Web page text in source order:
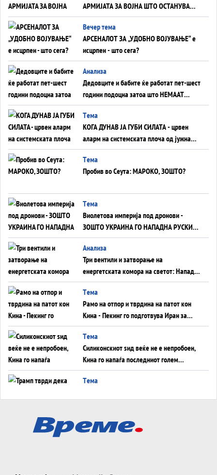
АРМИЈАТА ЗА ВОЈНА ШТО ОСТАНУВА
БЕЗ ФРОНТ
Вечер тема
АРСЕНАЛОТ ЗА „УДОБНО ВОЈУВАЊЕ“ е
исцрпен - што сега?
Анализа
Дедовците и бабите ќе работат пет-шест
години подоцна затоа што НЕМААТ
ВНУЦИ ДА ГИ ЗАМЕНАТ
Tема
КОГА ДУНАВ ЈА ГУБИ СИЛАТА - црвен
аларм на системската плоча од јужна
Германија до Црното Море...
Tема
Пробив во Сеута: МАРОКО, ЗОШТО?
Tема
Виолетова империја под дронови -
ЗОШТО УКРАИНА ГО НАПАДНА РУСКИОТ
WILDBERRIES
Aнализа
Три вентили и затворање на
енергетската комора на светот: Нападот
во Суец најавува глобален енергетски
инфаркт?
Tема
Рамо на отпор и тврдина на патот кон
Кина - Пекинг го подготвува Иран за
американска копнена инвазија
Tема
Силиконскиот ѕид веќе не е непробоен,
Кина го напаѓа последниот голем
монопол на Западот?
Tема
Tема
ДЛАБОКО УДОЛУ: Сметководствените